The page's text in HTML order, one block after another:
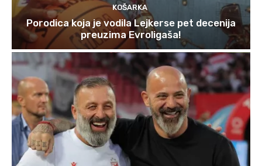
KOŠARKA
Porodica koja je vodila Lejkerse pet decenija
preuzima Evroligaša!